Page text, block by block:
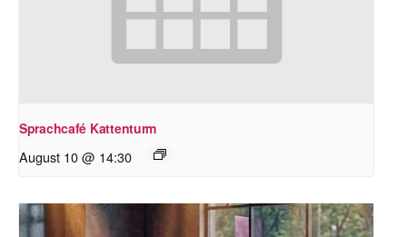
Sprachcafé Kattenturm
August 10 @ 14:30